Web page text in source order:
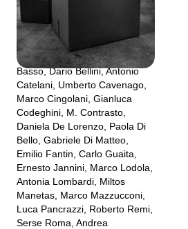
a cura di Elio Grazioli
Mario Airò, Maurizio Arcangeli,
Guglielmo Aschieri, Fabrizio
Basso, Dario Bellini, Antonio
Catelani, Umberto Cavenago,
Marco Cingolani, Gianluca
Codeghini, M. Contrasto,
Daniela De Lorenzo, Paola Di
Bello, Gabriele Di Matteo,
Emilio Fantin, Carlo Guaita,
Ernesto Jannini, Marco Lodola,
Antonia Lombardi, Miltos
Manetas, Marco Mazzucconi,
Luca Pancrazzi, Roberto Remi,
Serse Roma, Andrea